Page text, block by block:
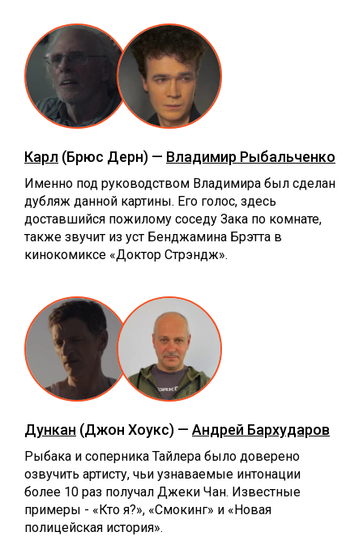
Карл (Брюс Дерн) — Владимир Рыбальченко
Именно под руководством Владимира был сделан
дубляж данной картины. Его голос, здесь
доставшийся пожилому соседу Зака по комнате,
также звучит из уст Бенджамина Брэтта в
кинокомиксе «Доктор Стрэндж».
Дункан (Джон Хоукс) — Андрей Бархударов
Рыбака и соперника Тайлера было доверено
озвучить артисту, чьи узнаваемые интонации
более 10 раз получал Джеки Чан. Известные
примеры - «Кто я?», «Смокинг» и «Новая
полицейская история».